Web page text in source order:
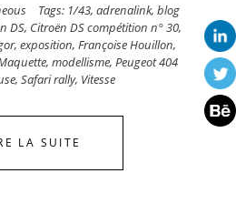
Tags: 1/43, adrenalink, blog
DS, Citroën DS compétition n° 30,
, exposition, Françoise Houillon,
, modellisme, Peugeot 404
, Safari rally, Vitesse
LA SUITE